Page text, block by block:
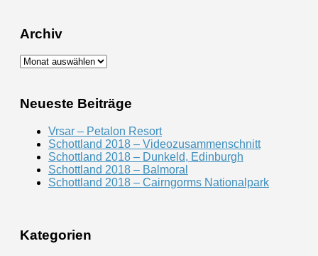
Archiv
Archiv
Neueste Beiträge
Vrsar – Petalon Resort
Schottland 2018 – Videozusammenschnitt
Schottland 2018 – Dunkeld, Edinburgh
Schottland 2018 – Balmoral
Schottland 2018 – Cairngorms Nationalpark
Kategorien